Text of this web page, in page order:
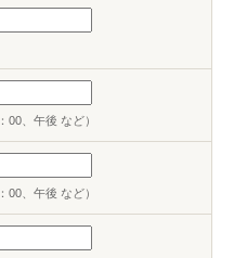
00、午後 など）
00、午後 など）